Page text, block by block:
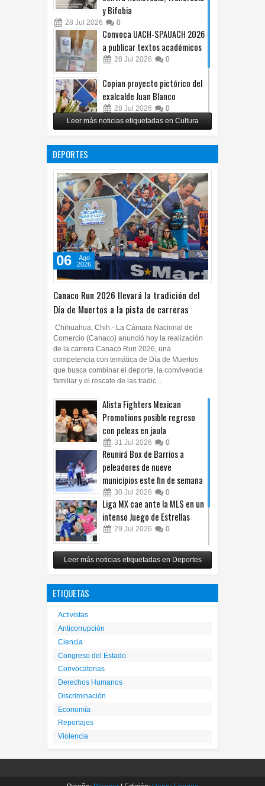
contra Homofobia, Transfobia
y Bifobia
28 Jul 0
Convoca UACH-SPAUACH 2026
a publicar textos académicos
Copian proyecto pictórico del
exalcalde Juan Blanco
28 Jul 2026 0
Impulsa UPCH creatividad y
ficciones
27 Jul 2026 0
Leer más noticias etiquetadas en Cultura
DEPORTES
Canaco Run 2026 llevará la tradición del
Día de Muertos a la pista de carreras
06
Ago
Chihuahua, Chih.- La Cámara Nacional de
Comercio (Canaco) anunció hoy la realización
de la carrera Canaco Run 2026, una
competencia con temática de Día de Muertos
que busca combinar el deporte, la convivencia
Alista Fighters Mexican
Promotions posible regreso
con peleas en jaula
31 Jul 2026 0
Reunirá Box de Barrios a
peleadores de nueve
municipios este fin de semana
30 Jul 2026 0
Liga MX cae ante la MLS en un
intenso Juego de Estrellas
México vence 2-0 a Costa Rica
y avanza a cuartos del
27 Jul 2026 0
Leer más noticias etiquetadas en Deportes
ETIQUETAS
Activistas
Anticorrupción
Ciencia
Congreso del Estado
Convocatorias
Derechos Humanos
Discriminación
Economía
Reportajes
Violencia